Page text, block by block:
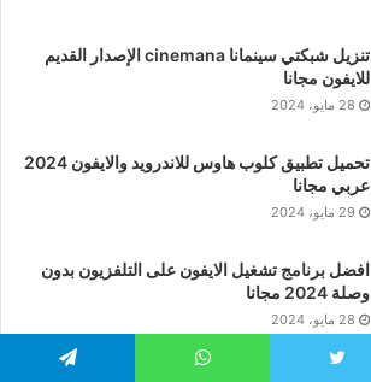
تنزيل شبكتي سينمانا cinemana الإصدار القديم
للايفون مجانا
28 مايو، 2024
تحميل تطبيق كلوب هاوس للاندرويد والايفون 2024
عربي مجانا
29 مايو، 2024
افضل برنامج تشغيل الايفون على التلفزيون بدون
وصلة 2024 مجانا
28 مايو، 2024